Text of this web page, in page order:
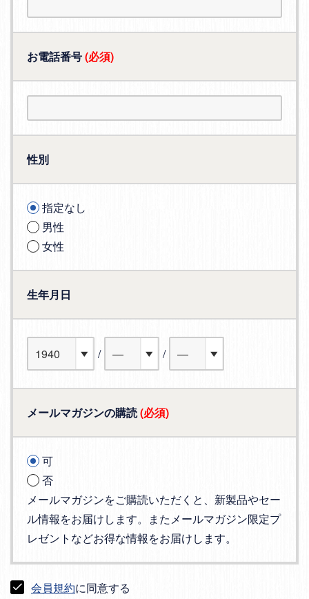
お電話番号(必須)
性別
指定なし
男性
女性
生年月日
メールマガジンの購読(必須)
可
否
メールマガジンをご購読いただくと、新製品やセー
ル情報をお届けします。またメールマガジン限定プ
レゼントなどお得な情報をお届けします。
会員規約に同意する